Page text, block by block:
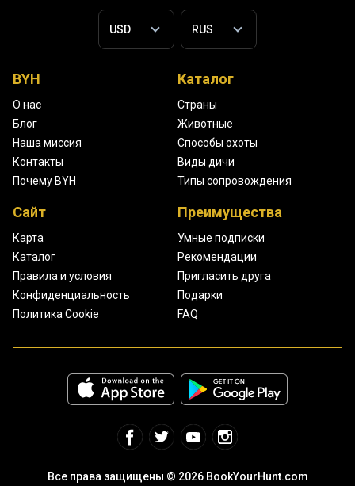
BYH
О нас
Блог
Наша миссия
Контакты
Почему BYH
Каталог
Страны
Животные
Способы охоты
Виды дичи
Типы сопровождения
Сайт
Карта
Каталог
Правила и условия
Конфиденциальность
Политика Cookie
Преимущества
Умные подписки
Рекомендации
Пригласить друга
Подарки
FAQ
Все права защищены © 2026 BookYourHunt.com